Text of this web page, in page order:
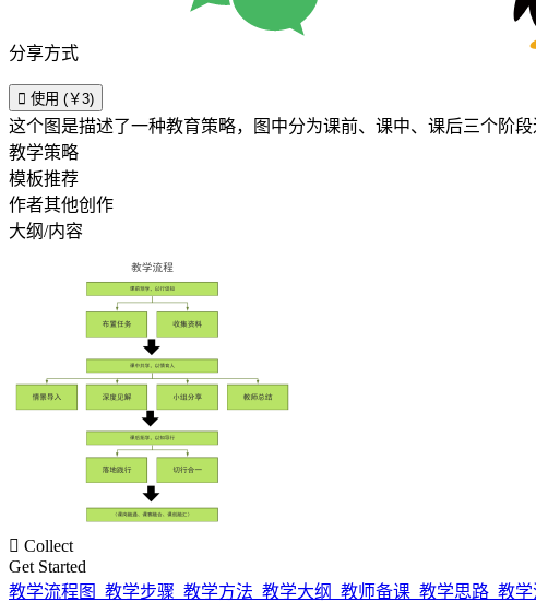
分享方式
 使用 (￥3)
这个图是描述了一种教育策略，图中分为课前、课中、课后三个阶
教学策略
模板推荐
作者其他创作
大纲/内容
 Collect
Get Started
教学流程图_教学步骤_教学方法_教学大纲_教师备课_教学思路_教学